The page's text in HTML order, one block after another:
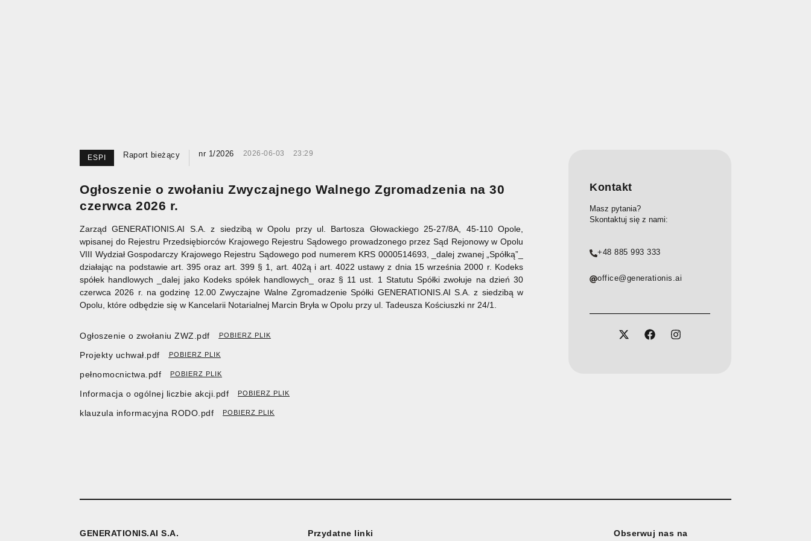
ESPI Raport bieżący nr 1/2026 2026-06-03 23:29
Ogłoszenie o zwołaniu Zwyczajnego Walnego Zgromadzenia na 30
czerwca 2026 r.
Zarząd GENERATIONIS.AI S.A. z siedzibą w Opolu przy ul. Bartosza Głowackiego 25-27/8A, 45-110 Opole,
wpisanej do Rejestru Przedsiębiorców Krajowego Rejestru Sądowego prowadzonego przez Sąd Rejonowy w Opolu
VIII Wydział Gospodarczy Krajowego Rejestru Sądowego pod numerem KRS 0000514693, _dalej zwanej „Spółką”_
działając na podstawie art. 395 oraz art. 399 § 1, art. 402ą i art. 4022 ustawy z dnia 15 września 2000 r. Kodeks
spółek handlowych _dalej jako Kodeks spółek handlowych_ oraz § 11 ust. 1 Statutu Spółki zwołuje na dzień 30
czerwca 2026 r. na godzinę 12.00 Zwyczajne Walne Zgromadzenie Spółki GENERATIONIS.AI S.A. z siedzibą w
Opolu, które odbędzie się w Kancelarii Notarialnej Marcin Bryła w Opolu przy ul. Tadeusza Kościuszki nr 24/1.
Ogłoszenie o zwołaniu ZWZ.pdf POBIERZ PLIK
Projekty uchwał.pdf POBIERZ PLIK
pełnomocnictwa.pdf POBIERZ PLIK
Informacja o ogólnej liczbie akcji.pdf POBIERZ PLIK
klauzula informacyjna RODO.pdf POBIERZ PLIK
Kontakt
Masz pytania?
Skontaktuj się z nami:
+48 885 993 333
office@generationis.ai
GENERATIONIS.AI S.A. Przydatne linki Obserwuj nas na